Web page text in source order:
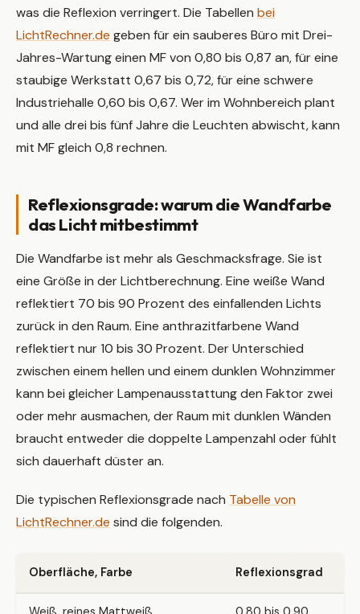
was die Reflexion verringert. Die Tabellen bei
LichtRechner.de geben für ein sauberes Büro mit Drei-
Jahres-Wartung einen MF von 0,80 bis 0,87 an, für eine
staubige Werkstatt 0,67 bis 0,72, für eine schwere
Industriehalle 0,60 bis 0,67. Wer im Wohnbereich plant
und alle drei bis fünf Jahre die Leuchten abwischt, kann
mit MF gleich 0,8 rechnen.
Reflexionsgrade: warum die Wandfarbe
das Licht mitbestimmt
Die Wandfarbe ist mehr als Geschmacksfrage. Sie ist
eine Größe in der Lichtberechnung. Eine weiße Wand
reflektiert 70 bis 90 Prozent des einfallenden Lichts
zurück in den Raum. Eine anthrazitfarbene Wand
reflektiert nur 10 bis 30 Prozent. Der Unterschied
zwischen einem hellen und einem dunklen Wohnzimmer
kann bei gleicher Lampenausstattung den Faktor zwei
oder mehr ausmachen, der Raum mit dunklen Wänden
braucht entweder die doppelte Lampenzahl oder fühlt
sich dauerhaft düster an.
Die typischen Reflexionsgrade nach Tabelle von
LichtRechner.de sind die folgenden.
Oberfläche, Farbe Reflexionsgrad